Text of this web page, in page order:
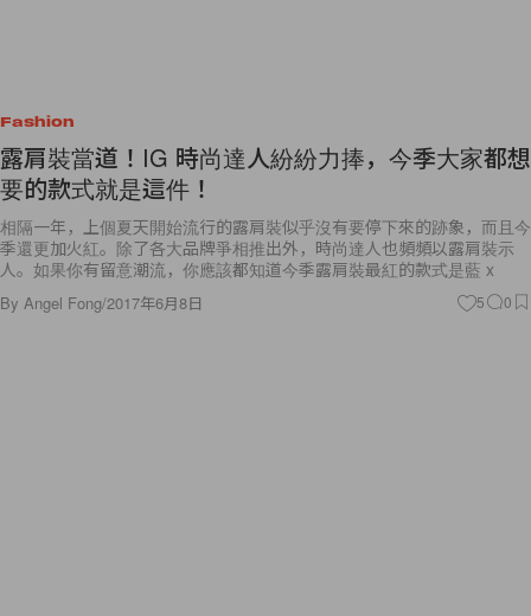
Fashion
露肩裝當道！IG 時尚達人紛紛力捧，今季大家都想
要的款式就是這件！
相隔一年，上個夏天開始流行的露肩裝似乎沒有要停下來的跡象，而且今
季還更加火紅。除了各大品牌爭相推出外，時尚達人也頻頻以露肩裝示
人。如果你有留意潮流，你應該都知道今季露肩裝最紅的款式是藍 x
By Angel Fong/2017年6月8日 5 0